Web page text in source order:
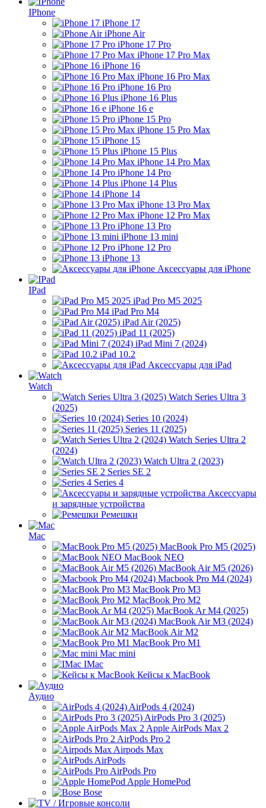
IPhone
iPhone 17
iPhone Air
iPhone 17 Pro
iPhone 17 Pro Max
iPhone 16
iPhone 16 Pro Max
iPhone 16 Pro
iPhone 16 Plus
iPhone 16 e
iPhone 15 Pro
iPhone 15 Pro Max
iPhone 15
iPhone 15 Plus
iPhone 14 Pro Max
iPhone 14 Pro
iPhone 14 Plus
iPhone 14
iPhone 13 Pro Max
iPhone 12 Pro Max
iPhone 13 Pro
iPhone 13 mini
iPhone 12 Pro
iPhone 13
Аксессуары для iPhone
IPad
iPad Pro M5 2025
iPad Pro M4
iPad Air (2025)
iPad 11 (2025)
iPad Mini 7 (2024)
iPad 10.2
Аксессуары для iPad
Watch
Watch Series Ultra 3
(2025)
Series 10 (2024)
Series 11 (2025)
Watch Series Ultra 2
(2024)
Watch Ultra 2 (2023)
Series SE 2
Series 4
Аксессуары
и зарядные устройства
Ремешки
Mac
MacBook Pro M5 (2025)
MacBook NEO
MacBook Air M5 (2026)
Macbook Pro M4 (2024)
MacBook Pro M3
MacBook Pro M2
MacBook Ar M4 (2025)
MacBook Air M3 (2024)
MacBook Air M2
MacBook Pro M1
Mac mini
IMac
Кейсы к MacBook
Аудио
AirPods 4 (2024)
AirPods Pro 3 (2025)
Apple AirPods Max 2
AirPods Pro 2
Airpods Max
AirPods
AirPods Pro
Apple HomePod
Bose